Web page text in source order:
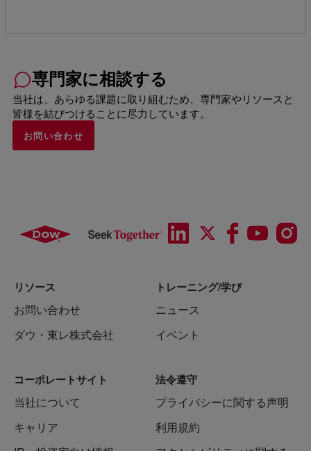
専門家に相談する
当社は、あらゆる課題に取り組むため、専門家やリソースと
皆様を結びつけることに尽力しています。
お問い合わせ
リソース
お問い合わせ
ダウ・東レ株式会社
トレーニング/学び
ニュース
イベント
コーポレートサイト
当社について
キャリア
法令遵守
プライバシーに関する声明
利用規約